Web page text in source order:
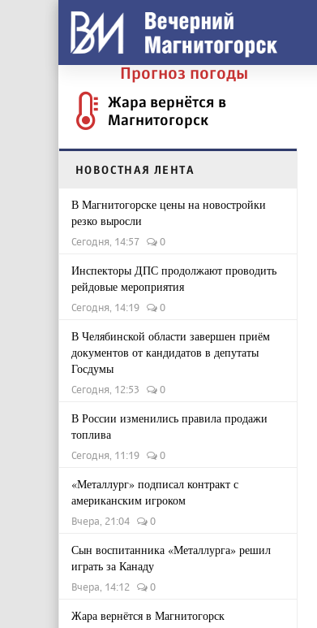
Прогноз погоды
Жара вернётся в
Магнитогорск
НОВОСТНАЯ ЛЕНТА
В Магнитогорске цены на новостройки
резко выросли
Сегодня, 14:57 0
Инспекторы ДПС продолжают проводить
рейдовые мероприятия
Сегодня, 14:19 0
В Челябинской области завершен приём
документов от кандидатов в депутаты
Госдумы
Сегодня, 12:53 0
В России изменились правила продажи
топлива
Сегодня, 11:19 0
«Металлург» подписал контракт с
американским игроком
Вчера, 21:04 0
Сын воспитанника «Металлурга» решил
играть за Канаду
Вчера, 14:12 0
Жара вернётся в Магнитогорск